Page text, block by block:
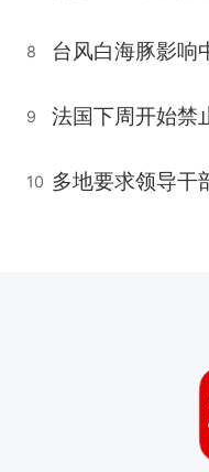
8 台风白海豚影响
9
10 多地要求领导干